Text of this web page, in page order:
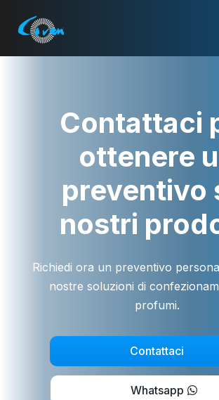
Contattaci
ottenere
preventivo
nostri
Richiedi ora un preventivo
nostre soluzioni di
profumi.
Contattaci
Whatsapp